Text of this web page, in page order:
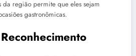
região permite que eles sejam
gastronômicas.